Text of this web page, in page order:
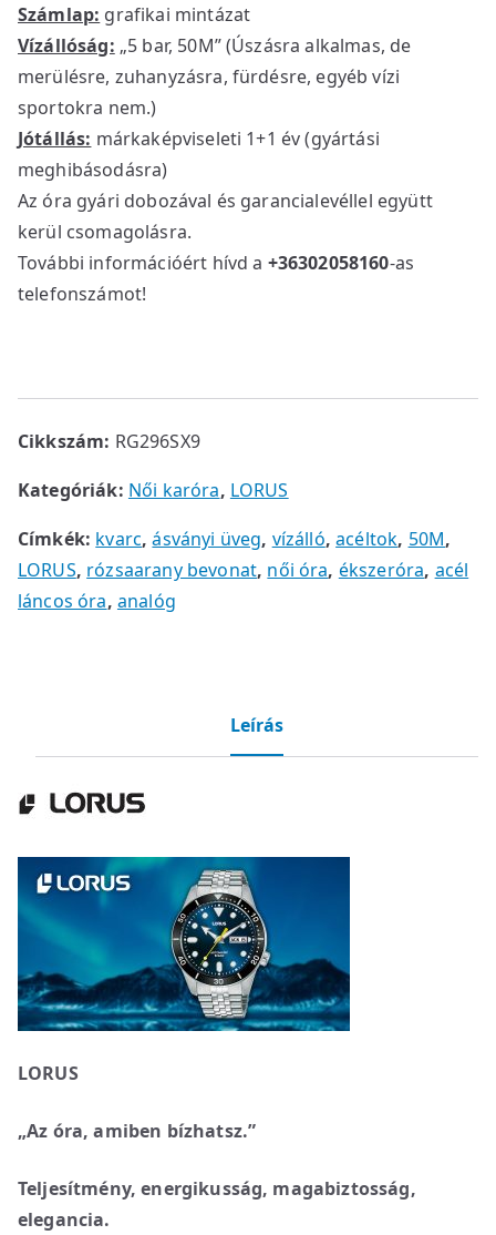
Számlap: grafikai mintázat
Vízállóság: „5 bar, 50M” (Úszásra alkalmas, de
merülésre, zuhanyzásra, fürdésre, egyéb vízi
sportokra nem.)
Jótállás: márkaképviseleti 1+1 év (gyártási
meghibásodásra)
Az óra gyári dobozával és garancialevéllel együtt
kerül csomagolásra.
További információért hívd a +36302058160-as
telefonszámot!
Cikkszám: RG296SX9
Kategóriák: Női karóra, LORUS
Címkék: kvarc,ásványi üveg, vízálló,acéltok, 50M,
LORUS, rózsaarany bevonat, női óra, ékszeróra, acél
láncos óra, analóg
Leírás
LORUS
„Az óra, amiben bízhatsz.”
Teljesítmény, energikusság, magabiztosság,
elegancia.